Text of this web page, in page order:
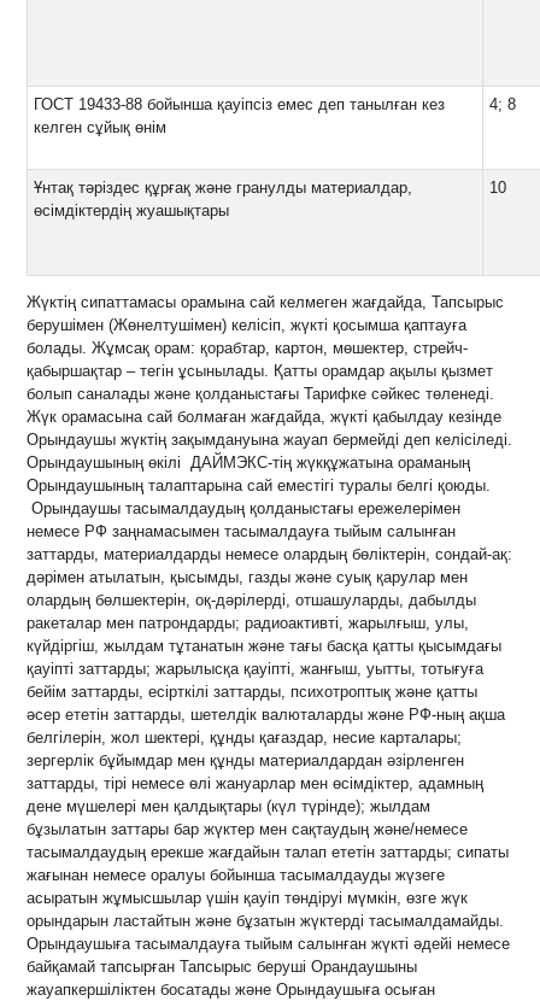
ГОСТ 19433-88 бойынша қауіпсіз емес деп танылған кез
келген сұйық өнім
4; 8
Ұнтақ тәріздес құрғақ және гранулды материалдар,
өсімдіктердің жуашықтары
10
Жүктің сипаттамасы орамына сай келмеген жағдайда, Тапсырыс
берушімен (Жөнелтушімен) келісіп, жүкті қосымша қаптауға
болады. Жұмсақ орам: қорабтар, картон, мөшектер, стрейч-
қабыршақтар – тегін ұсынылады. Қатты орамдар ақылы қызмет
болып саналады және қолданыстағы Тарифке сәйкес төленеді.
Жүк орамасына сай болмаған жағдайда, жүкті қабылдау кезінде
Орындаушы жүктің зақымдануына жауап бермейді деп келісіледі.
Орындаушының өкілі ДАЙМЭКС-тің жүкқұжатына ораманың
Орындаушының талаптарына сай еместігі туралы белгі қоюды.
Орындаушы тасымалдаудың қолданыстағы ережелерімен
немесе РФ заңнамасымен тасымалдауға тыйым салынған
заттарды, материалдарды немесе олардың бөліктерін, сондай-ақ:
дәрімен атылатын, қысымды, газды және суық қарулар мен
олардың бөлшектерін, оқ-дәрілерді, отшашуларды, дабылды
ракеталар мен патрондарды; радиоактивті, жарылғыш, улы,
күйдіргіш, жылдам тұтанатын және тағы басқа қатты қысымдағы
қауіпті заттарды; жарылысқа қауіпті, жанғыш, уытты, тотығуға
бейім заттарды, есірткілі заттарды, психотроптық және қатты
әсер ететін заттарды, шетелдік валюталарды және РФ-ның ақша
белгілерін, жол шектері, құнды қағаздар, несие карталары;
зергерлік бұйымдар мен құнды материалдардан әзірленген
заттарды, тірі немесе өлі жануарлар мен өсімдіктер, адамның
дене мүшелері мен қалдықтары (күл түрінде); жылдам
бұзылатын заттары бар жүктер мен сақтаудың және/немесе
тасымалдаудың ерекше жағдайын талап ететін заттарды; сипаты
жағынан немесе оралуы бойынша тасымалдауды жүзеге
асыратын жұмысшылар үшін қауіп төндіруі мүмкін, өзге жүк
орындарын ластайтын және бұзатын жүктерді тасымалдамайды.
Орындаушыға тасымалдауға тыйым салынған жүкті әдейі немесе
байқамай тапсырған Тапсырыс беруші Орандаушыны
жауапкершіліктен босатады және Орындаушыға осыған